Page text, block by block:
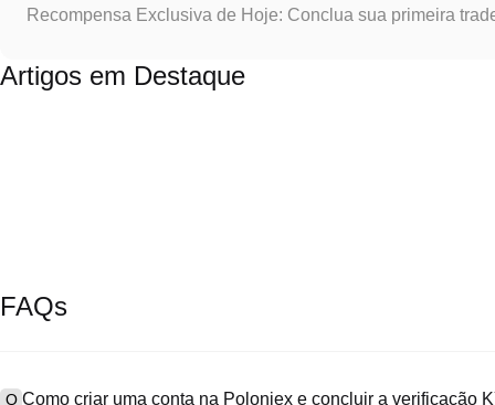
Recompensa Exclusiva de Hoje: Conclua sua primeira
Artigos em Destaque
FAQs
Q Como criar uma conta na Poloniex e concluir a verificação